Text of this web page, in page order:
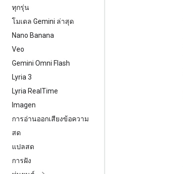
ทุกรุ่น
โมเดล Gemini ล่าสุด
Nano Banana
Veo
Gemini Omni Flash
Lyria 3
Lyria Real Time
Imagen
การอ่านออกเสียงข้อความ
สด
แปลสด
การฝัง